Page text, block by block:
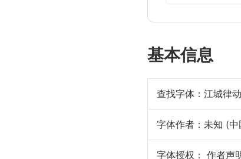
基本信息
查找字体： 江城律
字体作者：未知 (中